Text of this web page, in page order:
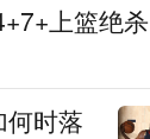
上篮绝杀
时落